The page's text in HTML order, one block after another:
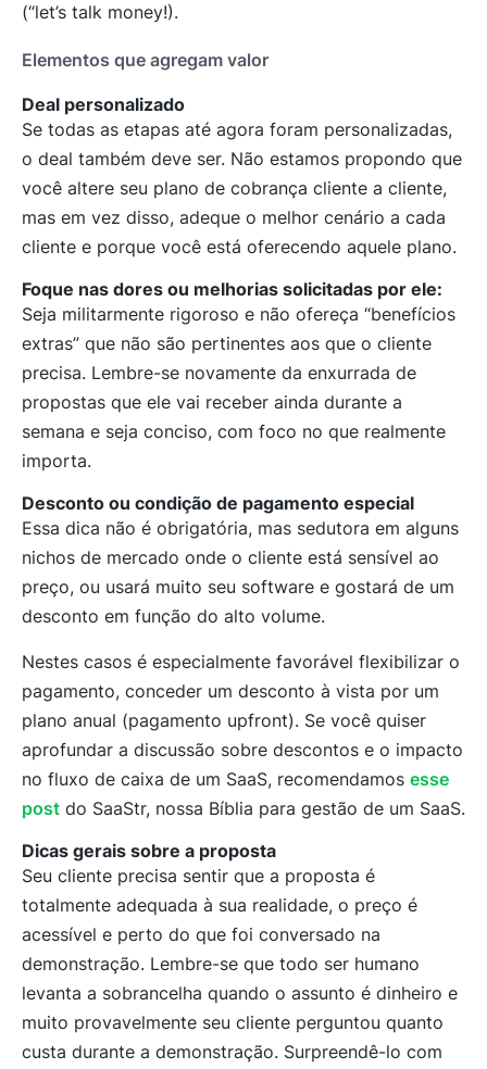
(“let’s talk money!).
Elementos que agregam valor
Deal personalizado
Se todas as etapas até agora foram personalizadas,
o deal também deve ser. Não estamos propondo que
você altere seu plano de cobrança cliente a cliente,
mas em vez disso, adeque o melhor cenário a cada
cliente e porque você está oferecendo aquele plano.
Foque nas dores ou melhorias solicitadas por ele:
Seja militarmente rigoroso e não ofereça “benefícios
extras” que não são pertinentes aos que o cliente
precisa. Lembre-se novamente da enxurrada de
propostas que ele vai receber ainda durante a
semana e seja conciso, com foco no que realmente
importa.
Desconto ou condição de pagamento especial
Essa dica não é obrigatória, mas sedutora em alguns
nichos de mercado onde o cliente está sensível ao
preço, ou usará muito seu software e gostará de um
desconto em função do alto volume.
Nestes casos é especialmente favorável flexibilizar o
pagamento, conceder um desconto à vista por um
plano anual (pagamento upfront). Se você quiser
aprofundar a discussão sobre descontos e o impacto
no fluxo de caixa de um SaaS, recomendamos esse
post do SaaStr, nossa Bíblia para gestão de um SaaS.
Dicas gerais sobre a proposta
Seu cliente precisa sentir que a proposta é
totalmente adequada à sua realidade, o preço é
acessível e perto do que foi conversado na
demonstração. Lembre-se que todo ser humano
levanta a sobrancelha quando o assunto é dinheiro e
muito provavelmente seu cliente perguntou quanto
custa durante a demonstração. Surpreendê-lo com